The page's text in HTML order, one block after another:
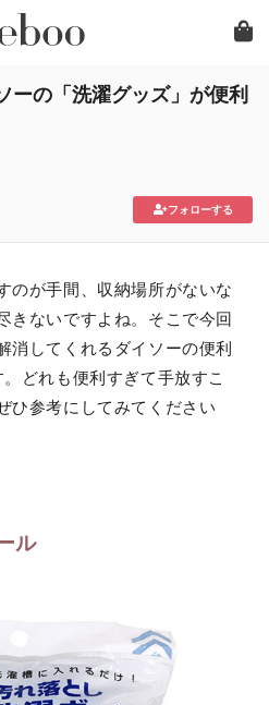
ーの「洗濯グッズ」が便利
フォローする
のが手間、収納場所がないな
きないですよね。そこで今回
消してくれるダイソーの便利
どれも便利すぎて手放すこ
ひ参考にしてみてください
ル